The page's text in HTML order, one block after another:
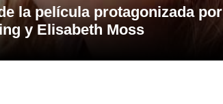
la película protagonizada por
y Elisabeth Moss